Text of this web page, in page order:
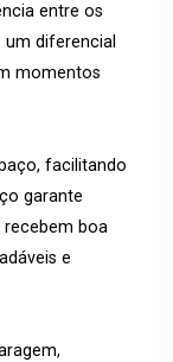
entre os
diferencial
momentos
facilitando
garante
boa
e